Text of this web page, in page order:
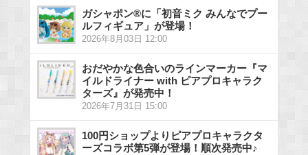
ガシャポン®に「初音ミク みんなでプー
ルフィギュア」が登場！
2026年8月03日 12:00
おだやかな色合いのラインマーカー『マ
イルドライナー with ピアプロキャラク
ターズ』が発売中！
2026年7月31日 15:00
100円ショップよりピアプロキャラクタ
ーズコラボ第5弾が登場！順次発売中♪